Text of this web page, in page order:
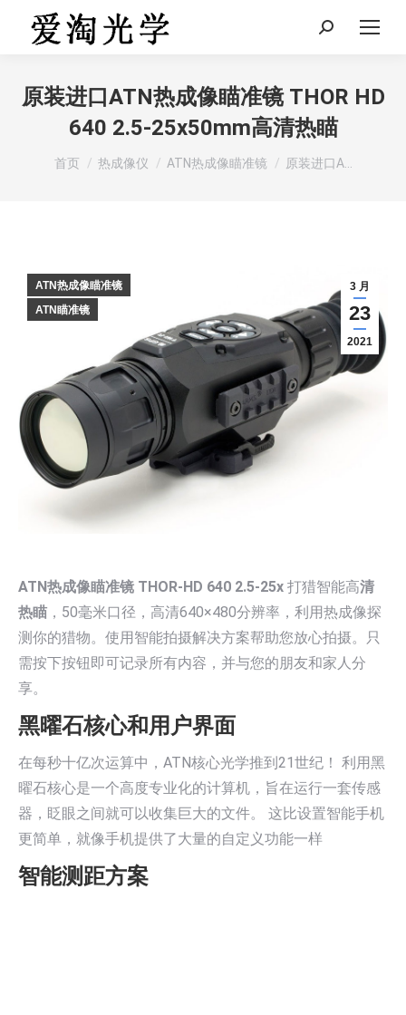
Search:
原装进口ATN热成像瞄准镜 THOR HD
640 2.5-25x50mm高清热瞄
您在这里：
首页 热成像仪 ATN热成像瞄准镜 原装进口A…
3 月
23
2021
ATN热成像瞄准镜
ATN瞄准镜
ATN热成像瞄准镜 THOR-HD 640 2.5-25x 打猎智能高清
热瞄 ，50毫米口径，高清640×480分辨率，利用热成像探
测你的猎物。使用智能拍摄解决方案帮助您放心拍摄。只
需按下按钮即可记录所有内容，并与您的朋友和家人分
享。
黑曜石核心和用户界面
在每秒十亿次运算中，ATN核心光学推到21世纪！ 利用黑
曜石核心是一个高度专业化的计算机，旨在运行一套传感
器，眨眼之间就可以收集巨大的文件。 这比设置智能手机
更简单，就像手机提供了大量的自定义功能一样
智能测距方案